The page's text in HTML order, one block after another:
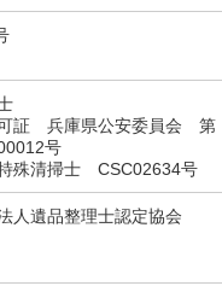
証 兵庫県公安委員会 第
号
殊清掃士 CSC02634号
人遺品整理士認定協会